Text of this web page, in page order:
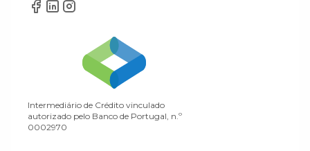
Intermediário de Crédito vinculado
autorizado pelo Banco de Portugal, n.º
0002970